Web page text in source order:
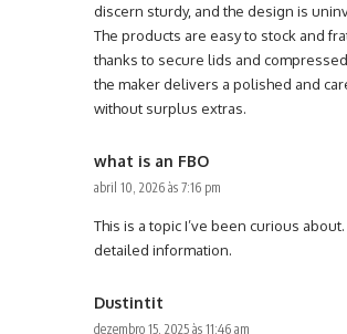
discern sturdy, and the design is
The products are easy to stock and
thanks to secure lids and
the maker delivers a polished and
without surplus extras.
what is an FBO
abril 10, 2026 às 7:16 pm
This is a topic I’ve been curious
detailed information.
Dustintit
dezembro 15, 2025 às 11:46 am